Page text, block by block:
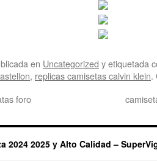
en Uncategorized y etiquetada
, replicas camisetas calvin klein.
foro
2024 2025 y Alto Calidad –